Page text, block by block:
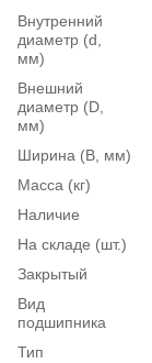
Внутренний
диаметр (d,
мм)
Внешний
диаметр (D,
мм)
Ширина (B, мм)
Масса (кг)
Наличие
На складе (шт.)
Закрытый
Вид
подшипника
Тип